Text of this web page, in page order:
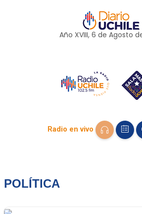
Año XVIII, 6 de Agosto
Radio en vivo
POLÍTICA